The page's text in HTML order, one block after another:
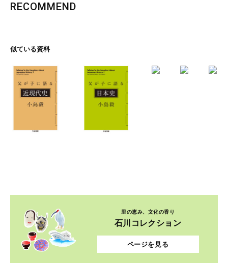
RECOMMEND
似ている資料
里の恵み、文化の香り
石川コレクション
ページを見る